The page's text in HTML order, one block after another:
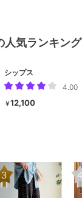
人気ランキング
シップス
4.00
￥12,100